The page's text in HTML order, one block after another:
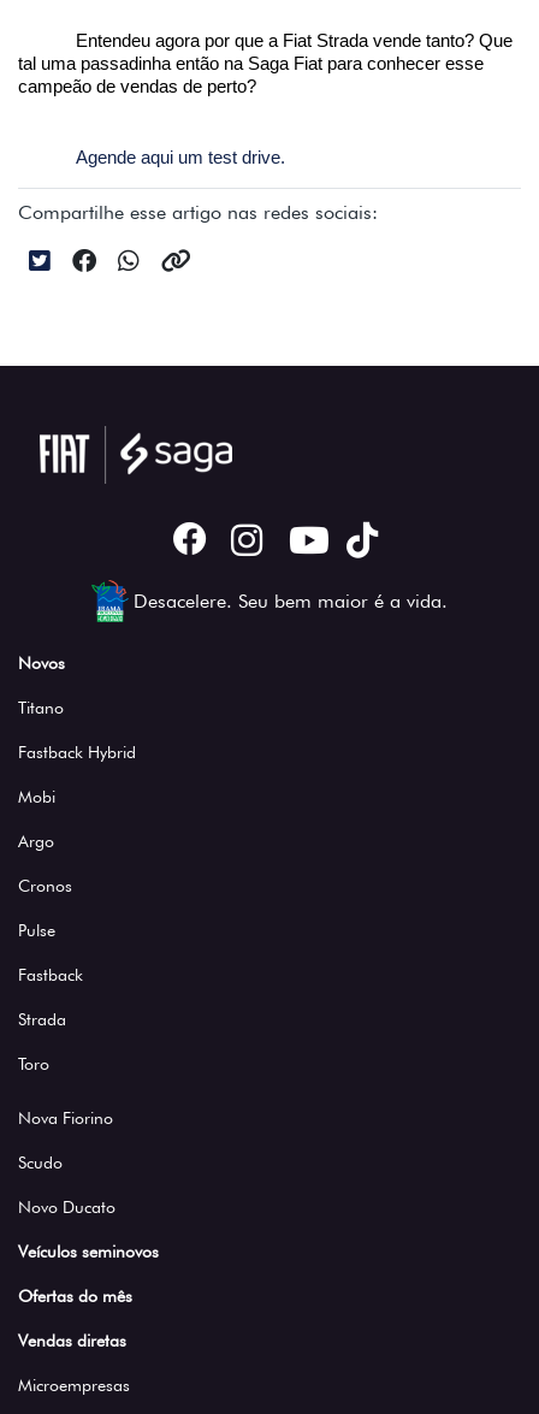
Entendeu agora por que a Fiat Strada vende tanto? Que
tal uma passadinha então na Saga Fiat para conhecer esse
campeão de vendas de perto?
Agende aqui um test drive.
Compartilhe esse artigo nas redes sociais:
Desacelere. Seu bem maior é a vida.
Novos
Titano
Fastback Hybrid
Mobi
Argo
Cronos
Pulse
Fastback
Strada
Toro
Nova Fiorino
Scudo
Novo Ducato
Veículos seminovos
Ofertas do mês
Vendas diretas
Microempresas